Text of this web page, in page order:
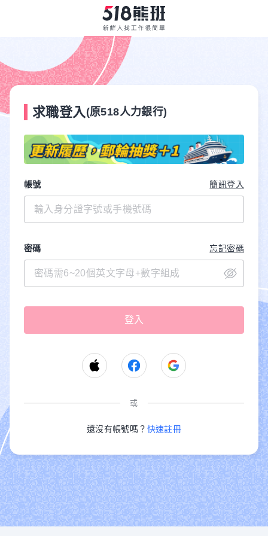
求職登入 (原518人力銀行)
帳號 簡訊登入
密碼 忘記密碼
或
還沒有帳號嗎？ 快速註冊